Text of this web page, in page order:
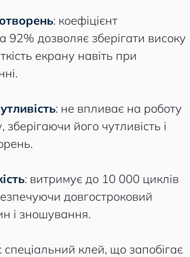
: коефіцієнт
92% дозволяє зберігати високу
екрану навіть при
: не впливає на роботу
його чутливість і
: витримує до 10 000 циклів
довгостроковий
і зношування.
: спеціальний клей, що запобігає